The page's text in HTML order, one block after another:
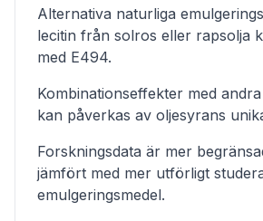
Alternativa naturliga
lecitin från solros eller rapsolja
med E494.
Kombinationseffekter med
kan påverkas av oljesyrans
Forskningsdata är mer
jämfört med mer utförligt
emulgeringsmedel.